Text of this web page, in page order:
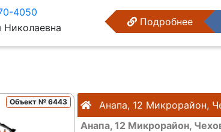
4050
Подробнее
Объект № 6443
Анапа, 12 Микрорайон,
Анапа, 12 Микрорайон,